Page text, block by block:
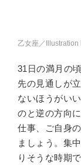
乙女座／
31日の満月の
先の見通しが
ないほうがい
のと逆の方向
仕事、ご自身
ましょう。集
りそうな時期